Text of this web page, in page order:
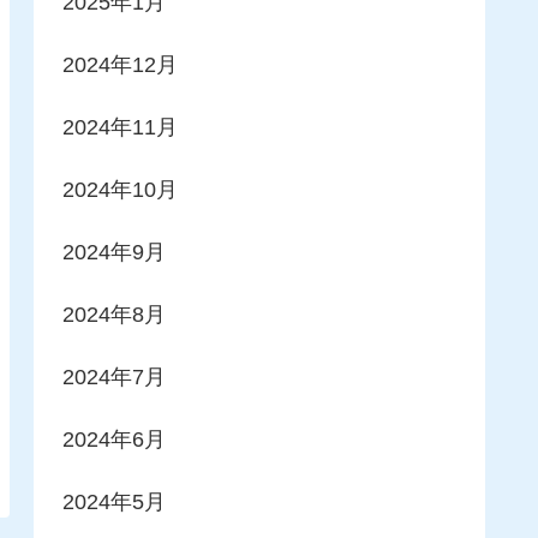
2024年12月
2024年11月
2024年10月
2024年9月
2024年8月
2024年7月
2024年6月
2024年5月